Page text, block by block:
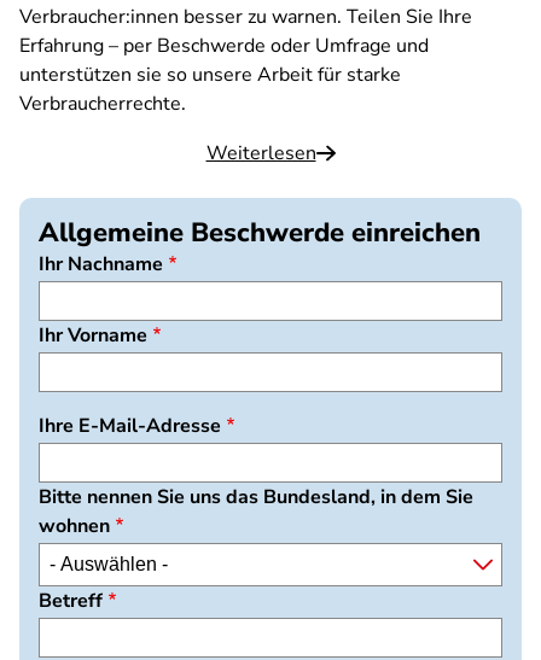
Verbraucher:innen besser zu warnen. Teilen Sie Ihre
Erfahrung – per Beschwerde oder Umfrage und
unterstützen sie so unsere Arbeit für starke
Verbraucherrechte.
Weiterlesen
Allgemeine Beschwerde einreichen
Ihr Nachname
Ihr Vorname
Ihre E-Mail-Adresse
Bitte nennen Sie uns das Bundesland, in dem Sie
wohnen
Betreff